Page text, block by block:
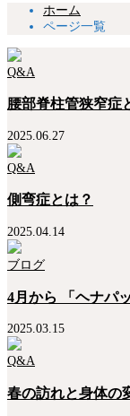
ホーム
ページ一覧
Q&A
腰部脊柱管狭窄症
2025.06.27
Q&A
側弯症とは？
2025.04.14
ブログ
4月から 「ヘナパ
2025.03.15
Q&A
春の訪れと身体の